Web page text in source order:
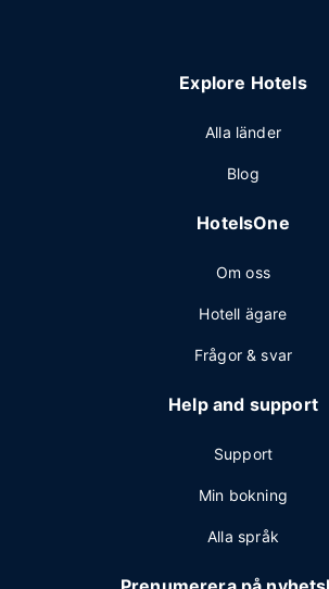
Explore Hotels
Alla länder
Blog
HotelsOne
Om oss
Hotell ägare
Frågor & svar
Help and support
Support
Min bokning
Alla språk